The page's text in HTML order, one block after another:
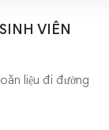
VIÊN
liệu đi đường